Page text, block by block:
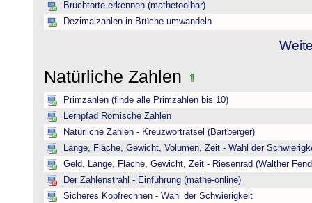
Bruchtorte erkennen (mathetoolbar)
Dezimalzahlen in Brüche umwandeln
Natürliche Zahlen
Primzahlen (finde alle Primzahlen bis 10)
Lernpfad Römische Zahlen
Natürliche Zahlen - Kreuzworträtsel (Bartberger)
Länge, Fläche, Gewicht, Volumen, Zeit - Wahl der
Geld, Länge, Fläche, Gewicht, Zeit - Riesenrad (Walther
Der Zahlenstrahl - Einführung (mathe-online)
Sicheres Kopfrechnen - Wahl der Schwierigkeit